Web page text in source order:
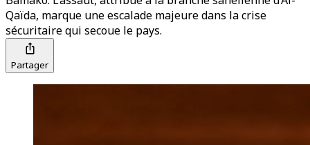
Qaïda, marque une escalade majeure dans la crise
sécuritaire qui secoue le pays.
Partager